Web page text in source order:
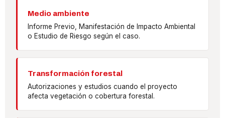
Medio ambiente
Informe Previo, Manifestación de Impacto Ambiental
o Estudio de Riesgo según el caso.
Transformación forestal
Autorizaciones y estudios cuando el proyecto
afecta vegetación o cobertura forestal.